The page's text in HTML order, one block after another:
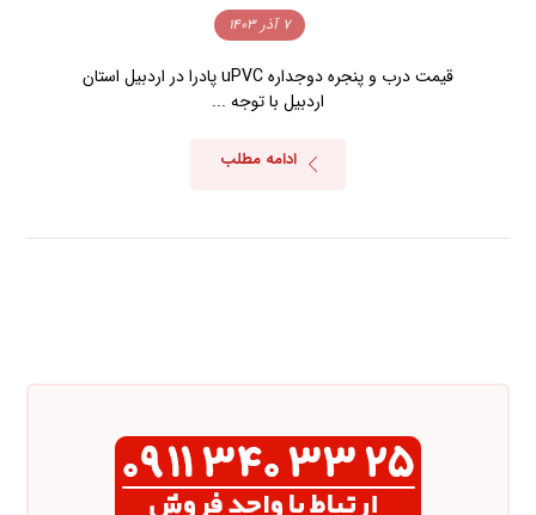
۷ آذر ۱۴۰۳
قیمت درب و پنجره دوجداره uPVC پادرا در اردبیل استان
اردبیل با توجه ...
ادامه مطلب